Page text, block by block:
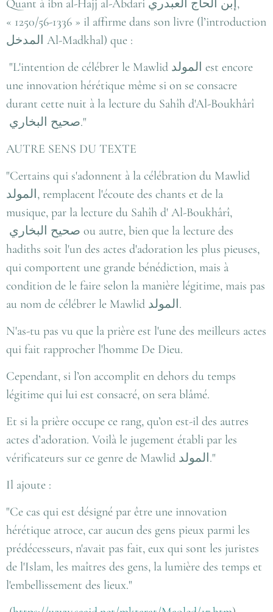
Quant à ibn al-Hajj al-Abdari إبن الحاج العبدري ,
« 1250/56-1336 » il affirme dans son livre (l’introduction
المدخل Al-Madkhal) que :
"L'intention de célébrer le Mawlid المولد est encore
une innovation hérétique même si on se consacre
durant cette nuit à la lecture du Sahîh d'Al-Boukhârî
صحيح البخاري."
AUTRE SENS DU TEXTE
"Certains qui s'adonnent à la célébration du Mawlid
المولد , remplacent l'écoute des chants et de la
musique, par la lecture du Sahîh d' Al-Boukhârî,
صحيح البخاري ou autre, bien que la lecture des
hadiths soit l'un des actes d'adoration les plus pieuses,
qui comportent une grande bénédiction, mais à
condition de le faire selon la manière légitime, mais pas
au nom de célébrer le Mawlid المولد .
N'as-tu pas vu que la prière est l'une des meilleurs actes
qui fait rapprocher l'homme De Dieu.
Cependant, si l’on accomplit en dehors du temps
légitime qui lui est consacré, on sera blâmé.
Et si la prière occupe ce rang, qu’on est-il des autres
actes d’adoration. Voilà le jugement établi par les
vérificateurs sur ce genre de Mawlid المولد ."
Il ajoute :
"Ce cas qui est désigné par être une innovation
hérétique atroce, car aucun des gens pieux parmi les
prédécesseurs, n'avait pas fait, eux qui sont les juristes
de l'Islam, les maîtres des gens, la lumière des temps et
l'embellissement des lieux."